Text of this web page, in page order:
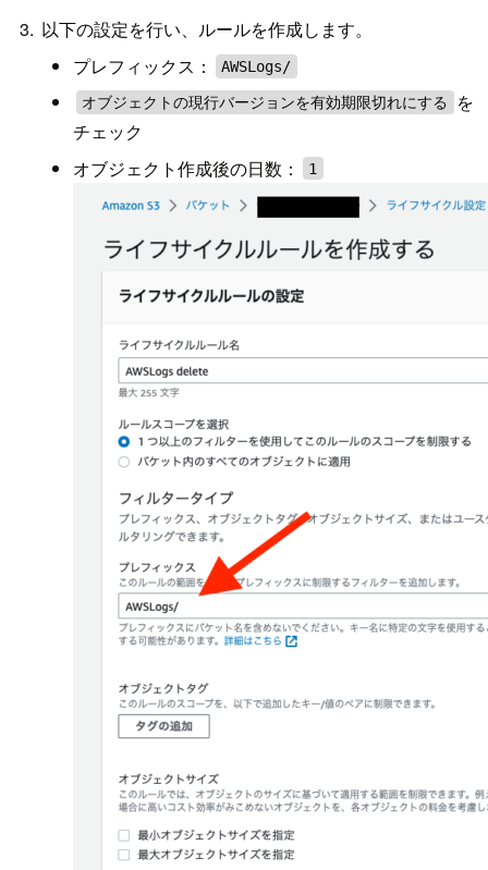
以下の設定を行い、ルールを作成します。
プレフィックス：
AWSLogs/
オブジェクトの現行バージョンを有効期限切れにする
を
チェック
オブジェクト作成後の日数：
1